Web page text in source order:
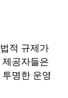
적 규제가
공자들은
명한 운영